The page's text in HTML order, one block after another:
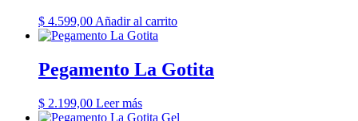
$ 4.599,00 Añadir al carrito
Pegamento La Gotita
$ 2.199,00 Leer más